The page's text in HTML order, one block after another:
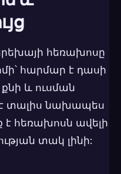
հեռախոսը
հարմար է դասի
և ուսման
է տալիս նախապես
հեռախոսն ավելի
տակ լինի: